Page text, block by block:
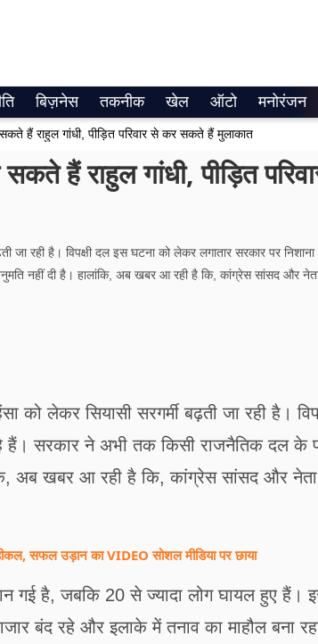
बिज़नेस तकनीक खेल ऑटो मनोरंजन
हैं राहुल गांधी, पीड़ित परिवार से कर सकते हैं मुलाकात
हैं राहुल गांधी, पीड़ित
जा रही है। विपक्षी दल इस घटना को लेकर लगातार सरकार पर
नहीं दी है। हालांकि, अब खबर आ रही है कि, कांग्रेस सांसद और नेता
को लेकर सियासी सरगर्मी बढ़ती जा रही है।
हैं। सरकार ने अभी तक किसी राजनैतिक दल के
अब खबर आ रही है कि, कांग्रेस सांसद और नेता
सफल उड़ान का VIDEO सोशल मीडिया पर छाया
गई है, जबकि 20 से ज्यादा लोग घायल हुए हैं।
बंद रहे और इलाके में तनाव का माहौल बना